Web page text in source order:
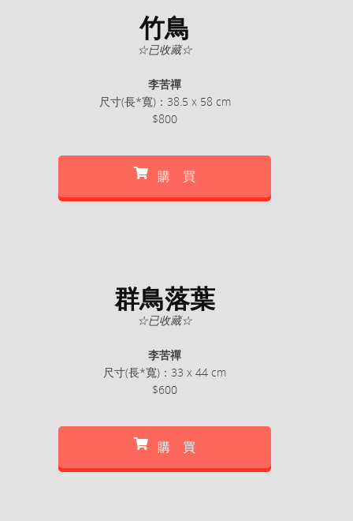
竹鳥
☆已收藏☆
李苦禪
尺寸(長*寬)：38.5 x 58 cm
$800
購 買
群鳥落葉
☆已收藏☆
李苦禪
尺寸(長*寬)：33 x 44 cm
$600
購 買